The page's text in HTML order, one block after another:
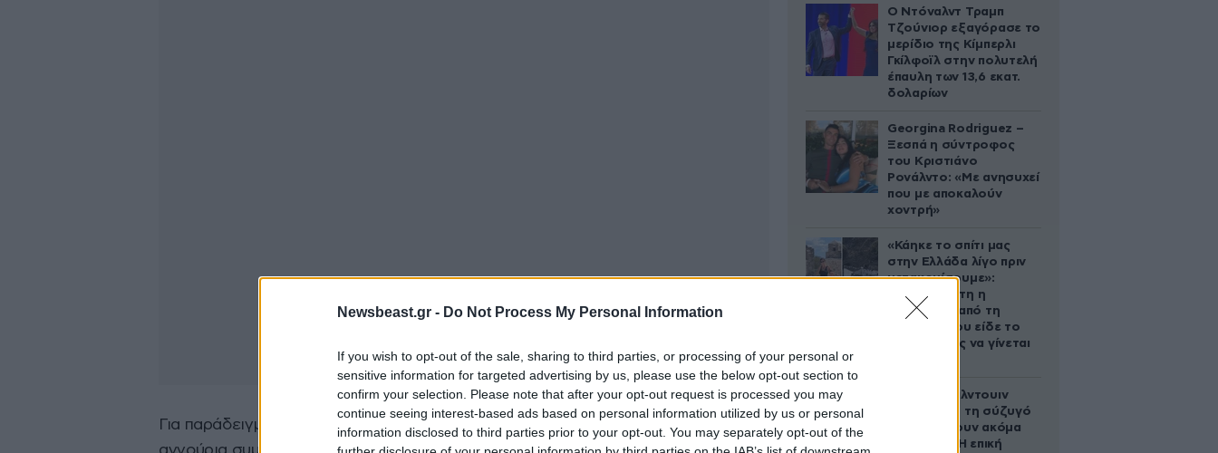
Newsbeast.gr - Do Not Process My Personal Information
If you wish to opt-out of the sale, sharing to third parties, or processing of your personal or
sensitive information for targeted advertising by us, please use the below opt-out section to
confirm your selection. Please note that after your opt-out request is processed you may
continue seeing interest-based ads based on personal information utilized by us or personal
information disclosed to third parties prior to your opt-out. You may separately opt-out of the
Για παράδειγμα, όπως λένε οι ειδικοί, τα καρότα, τα αχλάδια, τα μήλα και τα
Ο Ντόναλντ Τραμπ
Τζούνιορ εξαγόρασε το
μερίδιο της Κίμπερλι
Γκίλφοϊλ στην πολυτελή
έπαυλη των 13,6 εκατ.
δολαρίων
Georgina Rodriguez –
Ξεσπά η σύντροφος
του Κριστιάνο
Ρονάλντο: «Με ανησυχεί
που με αποκαλούν
χοντρή»
«Κάηκε το σπίτι μας
στην Ελλάδα λίγο πριν
μετακομίσουμε»:
Απαρηγόρητη η
οικογένεια από τη
Βρετανία που είδε το
όνειρο ζωής να γίνεται
Ο Άλεκ Μπάλντουιν
ζήτησε από τη σύζυγό
του να κάνουν ακόμα
ένα παιδί – Η επική